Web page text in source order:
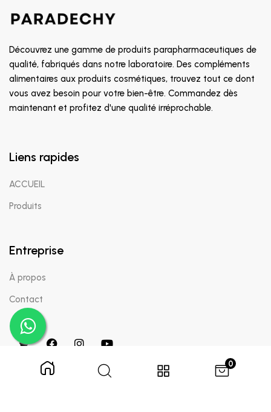
0
Découvrez une gamme de produits parapharmaceutiques de
qualité, fabriqués dans notre laboratoire. Des compléments
alimentaires aux produits cosmétiques, trouvez tout ce dont
vous avez besoin pour votre bien-être. Commandez dès
maintenant et profitez d'une qualité irréprochable.
Liens rapides
ACCUEIL
Produits
Entreprise
À propos
Contact